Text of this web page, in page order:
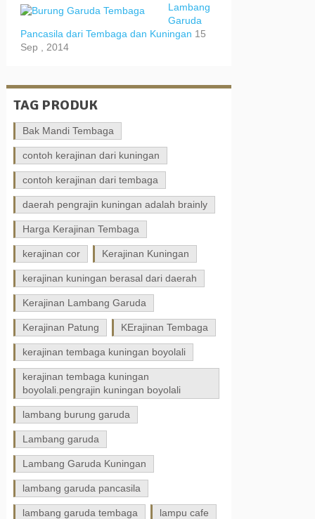
Lambang
Garuda
Pancasila dari Tembaga dan Kuningan 15
Sep , 2014
TAG PRODUK
Bak Mandi Tembaga
contoh kerajinan dari kuningan
contoh kerajinan dari tembaga
daerah pengrajin kuningan adalah brainly
Harga Kerajinan Tembaga
kerajinan cor Kerajinan Kuningan
kerajinan kuningan berasal dari daerah
Kerajinan Lambang Garuda
Kerajinan Patung KErajinan Tembaga
kerajinan tembaga kuningan boyolali
kerajinan tembaga kuningan
boyolali.pengrajin kuningan boyolali
lambang burung garuda
Lambang garuda
Lambang Garuda Kuningan
lambang garuda pancasila
lambang garuda tembaga lampu cafe